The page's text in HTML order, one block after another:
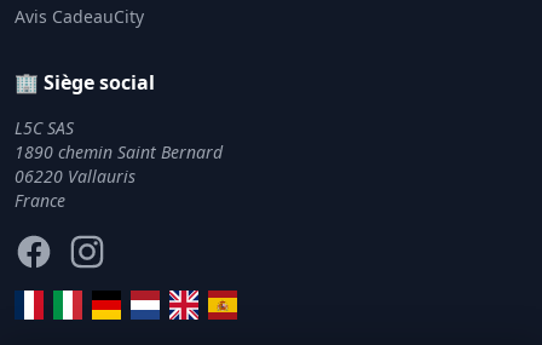
Avis CadeauCity
🏢 Siège social
L5C SAS
1890 chemin Saint Bernard
06220 Vallauris
France
FacebookInstagram